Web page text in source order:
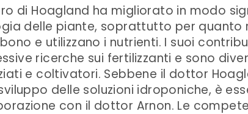
di Hoagland ha migliorato in modo
delle piante, soprattutto per quanto
e utilizzano i nutrienti. I suoi
ricerche sui fertilizzanti e sono
e coltivatori. Sebbene il dottor
delle soluzioni idroponiche, è
con il dottor Arnon. Le